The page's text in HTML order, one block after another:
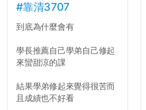
#靠清3707
到底為什麼會有
學長推薦自己學弟自己修起
來蠻甜涼的課
結果學弟修起來覺得很苦而
且成績也不好看